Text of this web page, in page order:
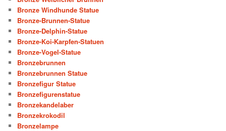
Bronze Windhunde Statue
Bronze-Brunnen-Statue
Bronze-Delphin-Statue
Bronze-Koi-Karpfen-Statuen
Bronze-Vogel-Statue
Bronzebrunnen
Bronzebrunnen Statue
Bronzefigur Statue
Bronzefigurenstatue
Bronzekandelaber
Bronzekrokodil
Bronzelampe